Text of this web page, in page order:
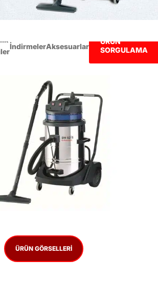
İndirmelerAksesuarlar
ÜRÜN
SORGULAMA
ÜRÜN SORGULAMA
ÜRÜN GÖRSELLERI